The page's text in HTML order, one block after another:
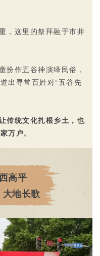
，这里的祭拜融于市井
扮作五谷神演绎民俗，
出寻常百姓对“五谷先
传统文化扎根乡土，也
万户。
高平
地长歌